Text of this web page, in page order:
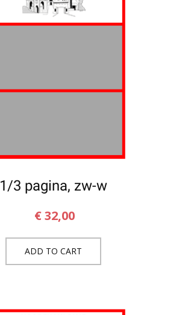
1/3 pagina, zw-w
€32,00
ADD TO CART